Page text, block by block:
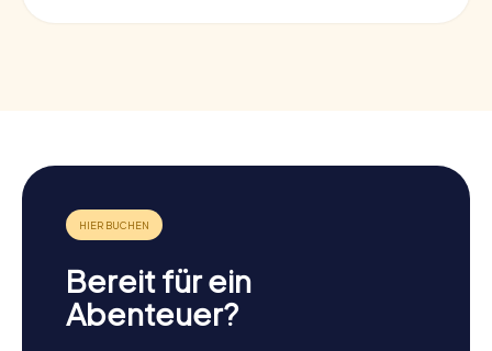
Bereit für ein
Abenteuer?